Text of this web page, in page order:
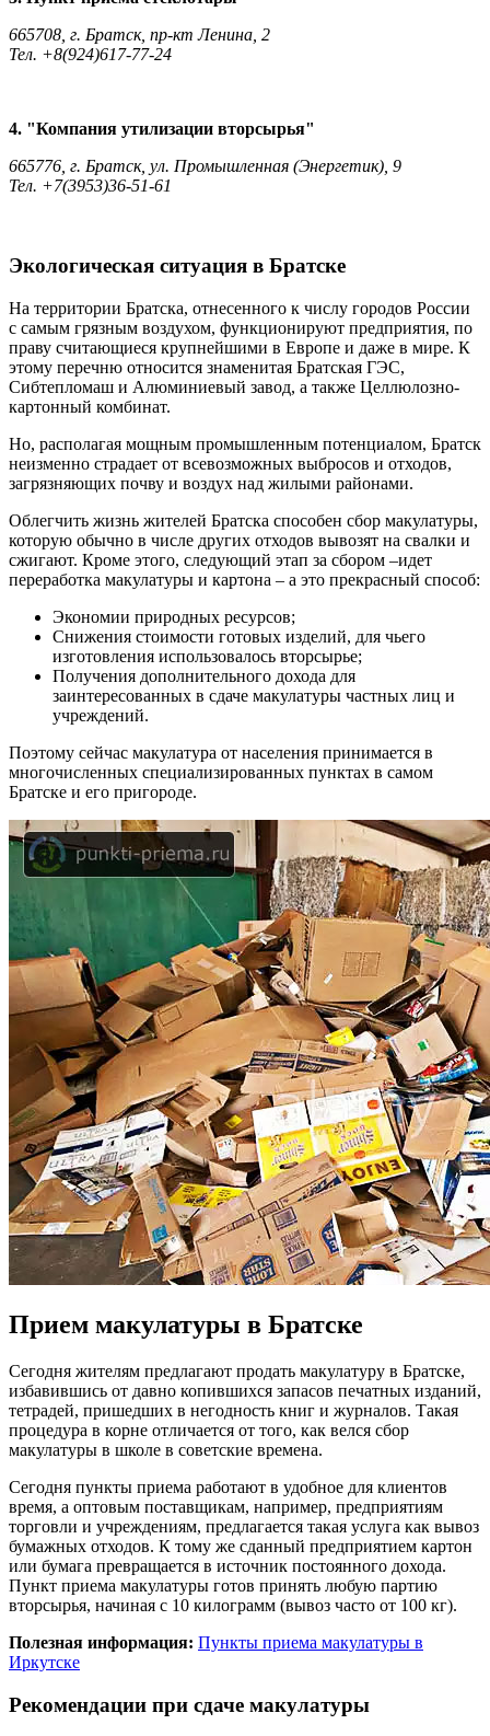
665708, г. Братск, пр-кт Ленина, 2
Тел. +8(924)617-77-24
4. "Компания утилизации вторсырья"
665776, г. Братск, ул. Промышленная (Энергетик), 9
Тел. +7(3953)36-51-61
Экологическая ситуация в Братске
На территории Братска, отнесенного к числу городов России
с самым грязным воздухом, функционируют предприятия, по
праву считающиеся крупнейшими в Европе и даже в мире. К
этому перечню относится знаменитая Братская ГЭС,
Сибтепломаш и Алюминиевый завод, а также Целлюлозно-
картонный комбинат.
Но, располагая мощным промышленным потенциалом, Братск
неизменно страдает от всевозможных выбросов и отходов,
загрязняющих почву и воздух над жилыми районами.
Облегчить жизнь жителей Братска способен сбор макулатуры,
которую обычно в числе других отходов вывозят на свалки и
сжигают. Кроме этого, следующий этап за сбором –идет
переработка макулатуры и картона – а это прекрасный способ:
Экономии природных ресурсов;
Снижения стоимости готовых изделий, для чьего
изготовления использовалось вторсырье;
Получения дополнительного дохода для
заинтересованных в сдаче макулатуры частных лиц и
учреждений.
Поэтому сейчас макулатура от населения принимается в
многочисленных специализированных пунктах в самом
Братске и его пригороде.
Прием макулатуры в Братске
Сегодня жителям предлагают продать макулатуру в Братске,
избавившись от давно копившихся запасов печатных изданий,
тетрадей, пришедших в негодность книг и журналов. Такая
процедура в корне отличается от того, как велся сбор
макулатуры в школе в советские времена.
Сегодня пункты приема работают в удобное для клиентов
время, а оптовым поставщикам, например, предприятиям
торговли и учреждениям, предлагается такая услуга как вывоз
бумажных отходов. К тому же сданный предприятием картон
или бумага превращается в источник постоянного дохода.
Пункт приема макулатуры готов принять любую партию
вторсырья, начиная с 10 килограмм (вывоз часто от 100 кг).
Полезная информация: Пункты приема макулатуры в
Иркутске
Рекомендации при сдаче макулатуры